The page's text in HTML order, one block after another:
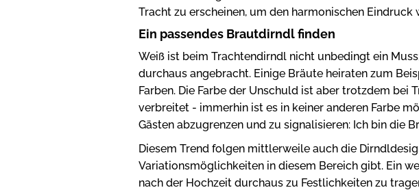
Tracht zu erscheinen, um den harmonischen Eindruck
Ein passendes Brautdirndl finden
Weiß ist beim Trachtendirndl nicht unbedingt ein
durchaus angebracht. Einige Bräute heiraten zum
Farben. Die Farbe der Unschuld ist aber trotzdem bei
verbreitet - immerhin ist es in keiner anderen Farbe
Gästen abzugrenzen und zu signalisieren: Ich bin die
Diesem Trend folgen mittlerweile auch die
Variationsmöglichkeiten in diesem Bereich gibt. Ein
nach der Hochzeit durchaus zu Festlichkeiten zu